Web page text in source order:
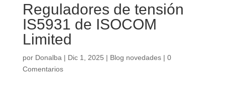
Reguladores de tensión
IS5931 de ISOCOM
Limited
por Donalba | Dic 1, 2025 | Blog novedades| 0
Comentarios